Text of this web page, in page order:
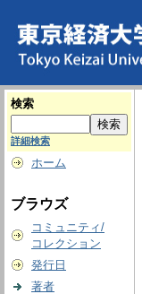
検索
詳細検索
ホーム
ブラウズ
コミュニティ/
コレクション
発行日
著者